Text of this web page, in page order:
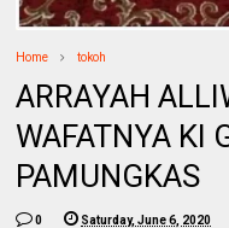
Home tokoh
ARRAYAH
WAFATNYA KI
PAMUNGKAS
0 Saturday, June 6, 2020